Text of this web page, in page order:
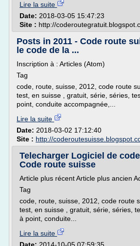
Lire la suite
Date: 2018-03-05 15:47:23
Site : http://
Posts in 2011 - Code route
le code de la ...
Inscription à : Articles (Atom)
Tag
code, route, suisse, 2012, code route
test, en suisse , gratuit, série, séries,
point, conduite accompagnée,...
Lire la suite
Date: 2018-03-02 17:12:40
Site : http://
Telecharger Logiciel de
Code route suisse
Article plus récent Article plus ancien
Tag
code, route, suisse, 2012, code route
test, en suisse , gratuit, série, séries,
à point, conduite...
Lire la suite